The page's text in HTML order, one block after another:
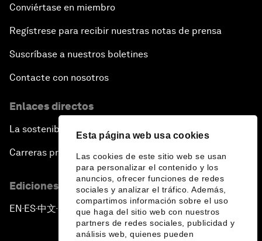
Esta página web usa cookies
Las cookies de este sitio web se usan
para personalizar el contenido y los
anuncios, ofrecer funciones de redes
sociales y analizar el tráfico. Además,
compartimos información sobre el uso
que haga del sitio web con nuestros
partners de redes sociales, publicidad y
análisis web, quienes pueden
Conviértase en miembro
Regístrese para recibir nuestras notas de prensa
Suscríbase a nuestros boletines
Contacte con nosotros
Enlaces directos
La sostenibilidad en el Foro
Carreras profesionales
Ediciones en otros idiomas
EN ▪ ES▪中文▪ 日本語